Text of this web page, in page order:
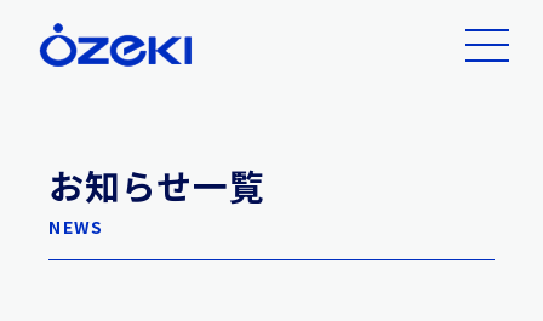
お知らせ一覧
NEWS